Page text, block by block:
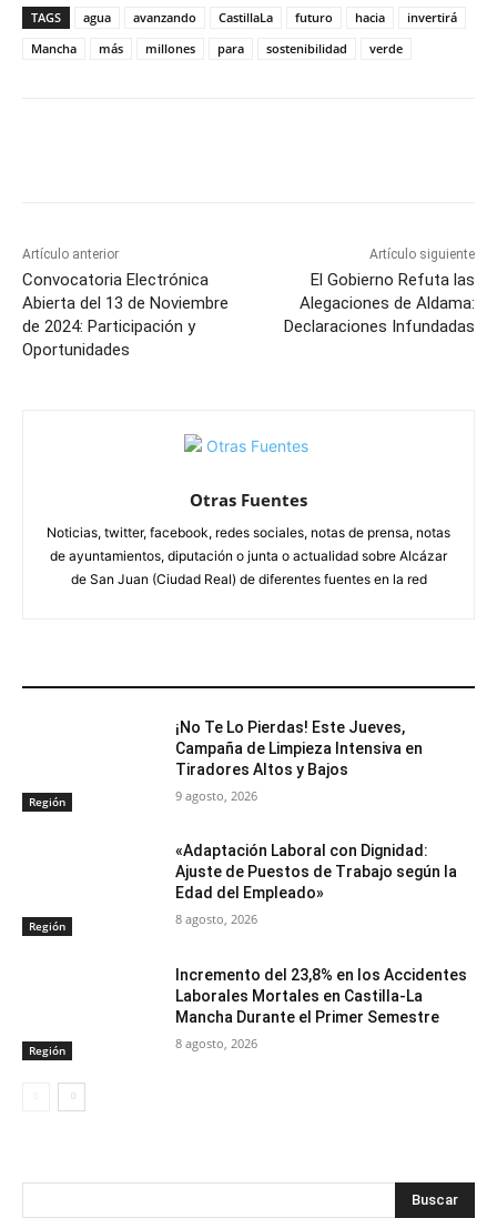
TAGS agua avanzando CastillaLa futuro hacia
invertirá
Mancha
más millones para sostenibilidad verde
Artículo anterior
Convocatoria Electrónica
Abierta del 13 de Noviembre
de 2024: Participación y
Oportunidades
Artículo siguiente
El Gobierno Refuta las
Alegaciones de Aldama:
Declaraciones Infundadas
Otras Fuentes
Noticias, twitter, facebook, redes sociales, notas de prensa, notas
de ayuntamientos, diputación o junta o actualidad sobre Alcázar
de San Juan (Ciudad Real) de diferentes fuentes en la red
Región
¡No Te Lo Pierdas! Este Jueves,
Campaña de Limpieza Intensiva en
Tiradores Altos y Bajos
9 agosto, 2026
Región
«Adaptación Laboral con Dignidad:
Ajuste de Puestos de Trabajo según la
Edad del Empleado»
8 agosto, 2026
Región
Incremento del 23,8% en los Accidentes
Laborales Mortales en Castilla-La
Mancha Durante el Primer Semestre
8 agosto, 2026
Buscar